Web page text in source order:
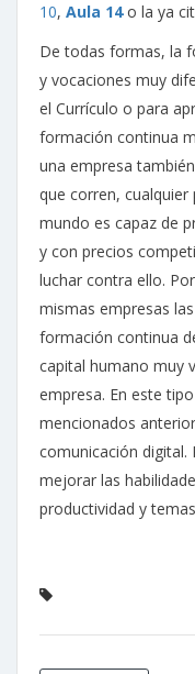
10, Aula 14 o la ya
De todas formas, la
y vocaciones muy
el Currículo o para
formación continua
una empresa
que corren, cualquier
mundo es capaz de
y con precios
luchar contra ello.
mismas empresas
formación continua
capital humano muy
empresa. En este
mencionados
comunicación
mejorar las
productividad y